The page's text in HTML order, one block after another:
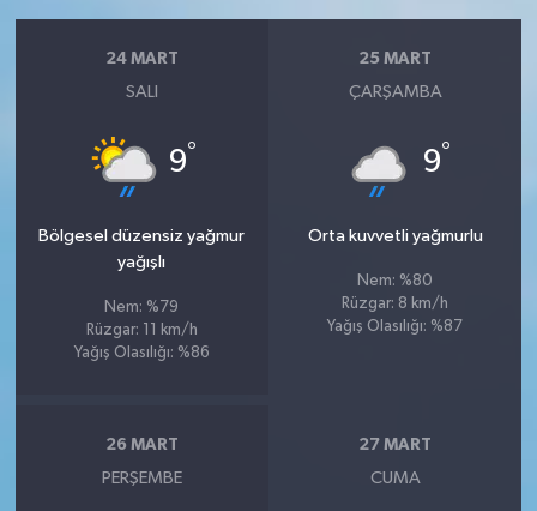
24 MART
SALI
9°
Bölgesel düzensiz yağmur
yağışlı
Nem: %79
Rüzgar: 11 km/h
Yağış Olasılığı: %86
25 MART
ÇARŞAMBA
9°
Orta kuvvetli yağmurlu
Nem: %80
Rüzgar: 8 km/h
Yağış Olasılığı: %87
26 MART
PERŞEMBE
27 MART
CUMA